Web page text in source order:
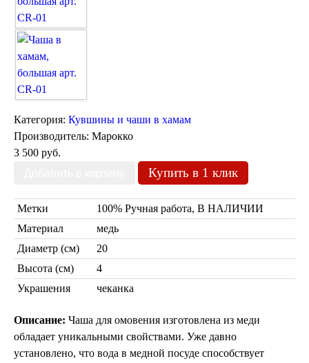
Марокканские светильники
Бра со стеклом
Настольные лампы
Марокканские лампы
Мозаичные лампы
Лампы со стеклом
Торшеры
Марокканские
Категория: Кувшины и чаши в хамам
Производитель: Марокко
3 500 руб.
Купить в 1 клик
Метки
100% Ручная работа, В НАЛИЧИИ
Материал
медь
Диаметр (см)
20
Высота (см)
4
Украшения
чеканка
Описание: Чаша для омовения изготовлена из меди
обладает уникальными свойствами. Уже давно
установлено, что вода в медной посуде способствует